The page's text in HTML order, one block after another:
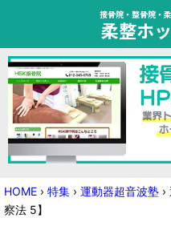
接骨院・整骨院・
柔整ホ
HOME
トピック
ニュース
HOME › 特集 › 運動器超音波塾 ›
察法 5】